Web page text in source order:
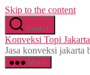
Skip to the content
Search
Konveksi Topi
Jasa konveksi jakarta
Menu